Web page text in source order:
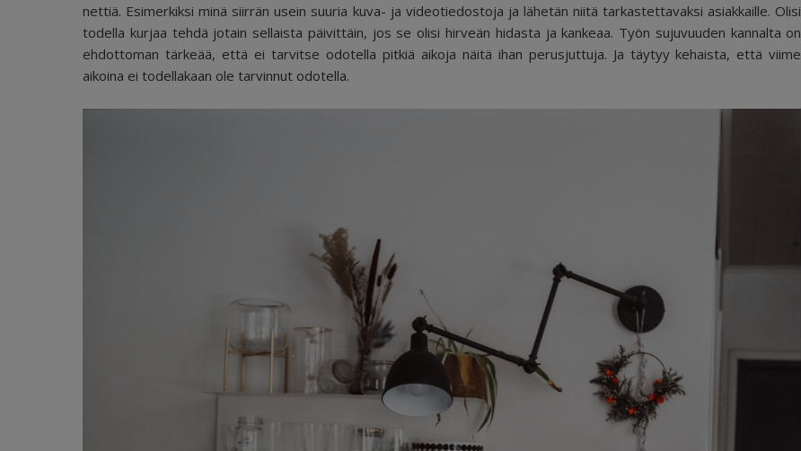
nettiä. Esimerkiksi minä siirrän usein suuria kuva- ja videotiedostoja ja lähetän niitä tarkastettavaksi asiakkaille. Olisi
todella kurjaa tehdä jotain sellaista päivittäin, jos se olisi hirveän hidasta ja kankeaa. Työn sujuvuuden kannalta on
ehdottoman tärkeää, että ei tarvitse odotella pitkiä aikoja näitä ihan perusjuttuja. Ja täytyy kehaista, että viime
aikoina ei todellakaan ole tarvinnut odotella.